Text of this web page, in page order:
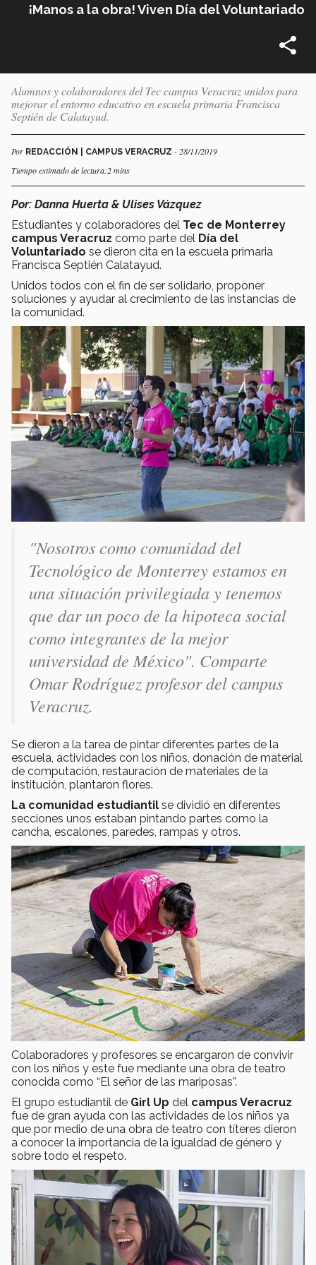
¡Manos a la obra! Viven Día del Voluntariado
Alumnos y colaboradores del Tec campus Veracruz unidos para
mejorar el entorno educativo en escuela primaria Francisca
Septién de Calatayud.
Por REDACCIÓN | CAMPUS VERACRUZ - 28/11/2019
Tiempo estimado de lectura:2 mins
Por: Danna Huerta & Ulises Vázquez
Estudiantes y colaboradores del Tec de Monterrey
campus Veracruz como parte del Día del
Voluntariado se dieron cita en la escuela primaria
Francisca Septién Calatayud.
Unidos todos con el fin de ser solidario, proponer
soluciones y ayudar al crecimiento de las instancias de
la comunidad.
"Nosotros como comunidad del
Tecnológico de Monterrey estamos en
una situación privilegiada y tenemos
que dar un poco de la hipoteca social
como integrantes de la mejor
universidad de México". Comparte
Omar Rodríguez profesor del campus
Veracruz.
Se dieron a la tarea de pintar diferentes partes de la
escuela, actividades con los niños, donación de material
de computación, restauración de materiales de la
institución, plantaron flores.
La comunidad estudiantil se dividió en diferentes
secciones unos estaban pintando partes como la
cancha, escalones, paredes, rampas y otros.
Colaboradores y profesores se encargaron de convivir
con los niños y este fue mediante una obra de teatro
conocida como “El señor de las mariposas”.
El grupo estudiantil de Girl Up del campus Veracruz
fue de gran ayuda con las actividades de los niños ya
que por medio de una obra de teatro con títeres dieron
a conocer la importancia de la igualdad de género y
sobre todo el respeto.